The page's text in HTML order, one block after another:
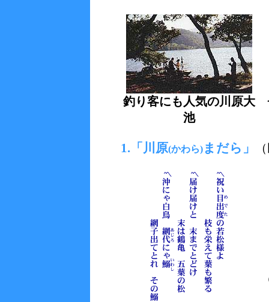
釣り客にも人気の川原大
池
1.「川原(かわら) まだら」